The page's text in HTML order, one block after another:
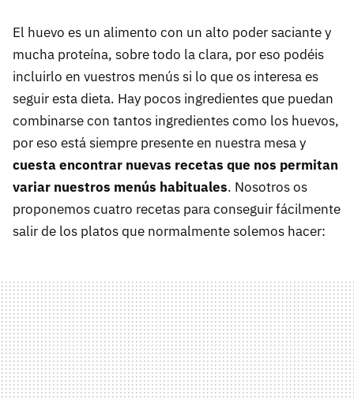
El huevo es un alimento con un alto poder saciante y
mucha proteína, sobre todo la clara, por eso podéis
incluirlo en vuestros menús si lo que os interesa es
seguir esta dieta. Hay pocos ingredientes que puedan
combinarse con tantos ingredientes como los huevos,
por eso está siempre presente en nuestra mesa y
cuesta encontrar nuevas recetas que nos permitan
variar nuestros menús habituales. Nosotros os
proponemos cuatro recetas para conseguir fácilmente
salir de los platos que normalmente solemos hacer: